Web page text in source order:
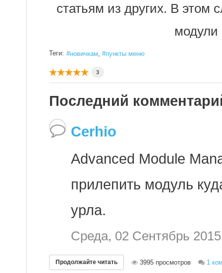
статьям из других. В этом
модули
Теги: новичкам пункты меню
3
Последний
Cerhio
Advanced Module
прилепить модуль
урла.
Среда, 02 Сентябрь
Продолжайте читать 3995 просмотров 1